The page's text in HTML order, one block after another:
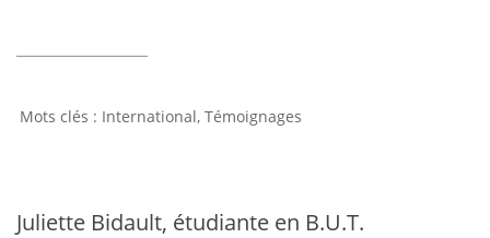
International, Témoignages
Juliette Bidault, étudiante en B.U.T.